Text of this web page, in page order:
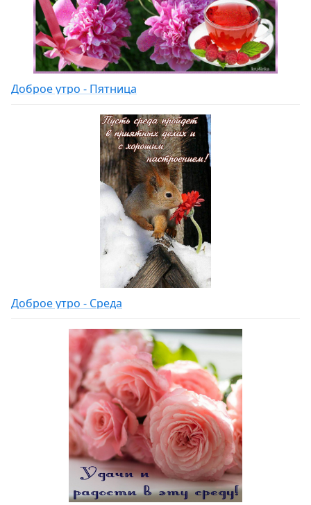
Доброе утро - Пятница
Доброе утро - Среда